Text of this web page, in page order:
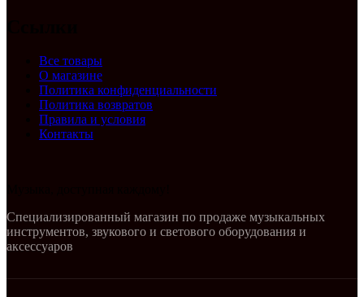
Все товары
О магазине
Политика конфиденциальности
Политика возвратов
Правила и условия
Контакты
Специализированный магазин по продаже музыкальных
инструментов, звукового и светового оборудования и
аксессуаров